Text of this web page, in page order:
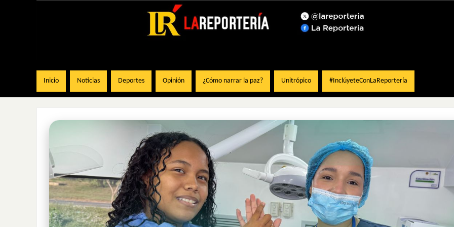
Inicio Noticias Deportes Opinión ¿Cómo narrar la paz? Unitrópico #InclúyeteConLaReportería